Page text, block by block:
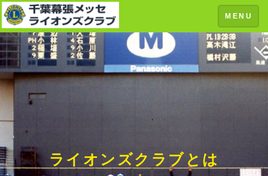
Toggle
navigation
MENU
ライオンズクラブとは